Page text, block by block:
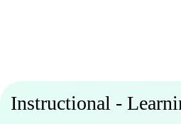
Instructional -